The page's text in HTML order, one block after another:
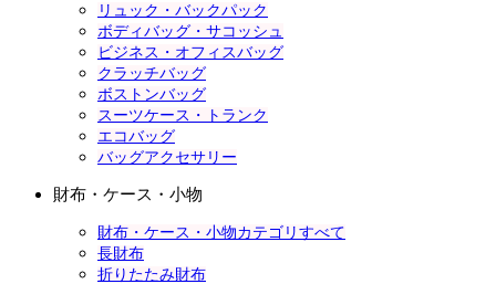
リュック・バックパック
ボディバッグ・サコッシュ
ビジネス・オフィスバッグ
クラッチバッグ
ボストンバッグ
スーツケース・トランク
エコバッグ
バッグアクセサリー
財布・ケース・小物
財布・ケース・小物カテゴリすべて
長財布
折りたたみ財布